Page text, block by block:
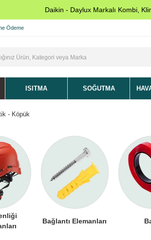
Daikin - Daylux Markalı Kombi,
Ödeme
ISITMA SOĞUTMA
- Köpük
Bağlantı Elemanları